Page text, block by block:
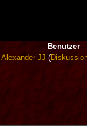
Benutzer
Alexander-JJ (